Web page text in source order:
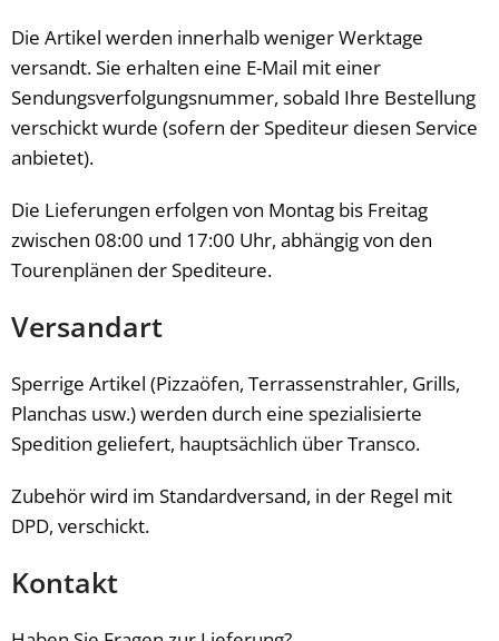
Die Artikel werden innerhalb weniger Werktage
versandt. Sie erhalten eine E-Mail mit einer
Sendungsverfolgungsnummer, sobald Ihre Bestellung
verschickt wurde (sofern der Spediteur diesen Service
anbietet).
Die Lieferungen erfolgen von Montag bis Freitag
zwischen 08:00 und 17:00 Uhr, abhängig von den
Tourenplänen der Spediteure.
Versandart
Sperrige Artikel (Pizzaöfen, Terrassenstrahler, Grills,
Planchas usw.) werden durch eine spezialisierte
Spedition geliefert, hauptsächlich über Transco.
Zubehör wird im Standardversand, in der Regel mit
DPD, verschickt.
Kontakt